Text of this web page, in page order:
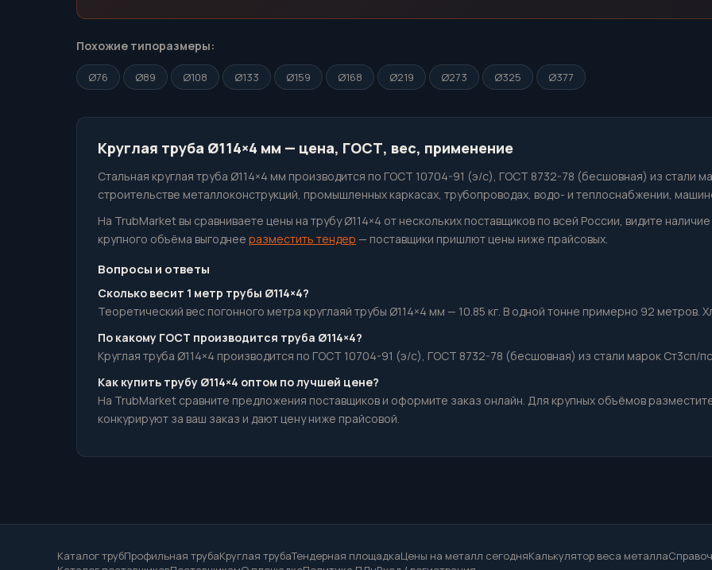
Похожие типоразмеры:
Ø76 Ø89 Ø108 Ø133 Ø159 Ø168 Ø219 Ø273 Ø325 Ø377
Круглая труба Ø114×4 мм — цена, ГОСТ, вес, применение
Стальная круглая труба Ø114×4 мм производится по ГОСТ 10704-91 (э/с), ГОСТ 8732-78 (бесшовная) из стали
строительстве металлоконструкций, промышленных каркасах, трубопроводах, водо- и теплоснабжении,
На TrubMarket вы сравниваете цены на трубу Ø114×4 от нескольких поставщиков по всей России, видите
крупного объёма выгоднее разместить тендер — поставщики пришлют цены ниже прайсовых.
Вопросы и ответы
Сколько весит 1 метр трубы Ø114×4?
Теоретический вес погонного метра круглаяй трубы Ø114×4 мм — 10.85 кг. В одной тонне примерно 92 метров.
По какому ГОСТ производится труба Ø114×4?
Круглая труба Ø114×4 производится по ГОСТ 10704-91 (э/с), ГОСТ 8732-78 (бесшовная) из стали марок Ст3сп/
Как купить трубу Ø114×4 оптом по лучшей цене?
На TrubMarket сравните предложения поставщиков и оформите заказ онлайн. Для крупных объёмов
конкурируют за ваш заказ и дают цену ниже прайсовой.
Каталог трубПрофильная трубаКруглая трубаТендерная площадкаЦены на металл сегодняКалькулятор веса металла